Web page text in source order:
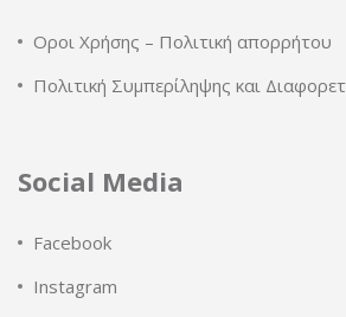
Οροι Χρήσης – Πολιτική απορρήτου
Πολιτική Συμπερίληψης και
Social Media
Facebook
Instagram